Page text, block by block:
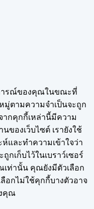
ารณ์ของคุณในขณะที่
ตามความจำเป็นจะถูก
ากคุกกี้เหล่านี้มีความ
ของเว็บไซต์ เรายังใช้
และทำความเข้าใจว่า
กเก็บไว้ในเบราว์เซอร์
ท่านั้น คุณยังมีตัวเลือก
อกไม่ใช้คุกกี้บางตัวอาจ
คุณ